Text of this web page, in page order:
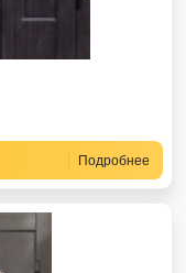
Подробнее